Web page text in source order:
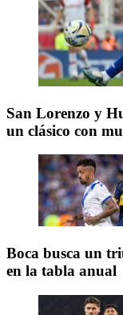
San Lorenzo y
un clásico con
Boca busca un
en la tabla anual